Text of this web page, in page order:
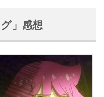
」感想